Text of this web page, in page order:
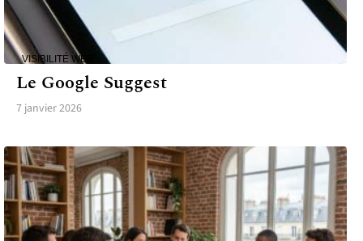
VISIBILITÉ WEB
Le Google Suggest
7 janvier 2026